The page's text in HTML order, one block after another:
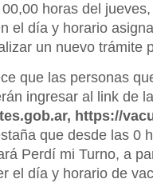
horas del
el día y horario
un nuevo trámite
que las personas
ingresar al link de
https://
que desde las 0
Perdí mi Turno, a
el día y horario de